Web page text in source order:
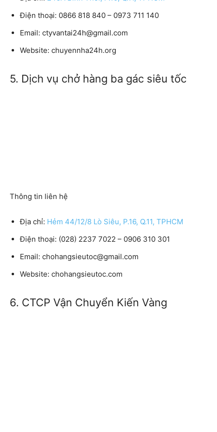
Điện thoại: 0866 818 840 – 0973 711 140
Email: ctyvantai24h@gmail.com
Website: chuyennha24h.org
5. Dịch vụ chở hàng ba gác siêu tốc
Thông tin liên hệ
Địa chỉ: Hẻm 44/12/8 Lò Siêu, P.16, Q.11, TPHCM
Điện thoại: (028) 2237 7022 – 0906 310 301
Email: chohangsieutoc@gmail.com
Website: chohangsieutoc.com
6. CTCP Vận Chuyển Kiến Vàng